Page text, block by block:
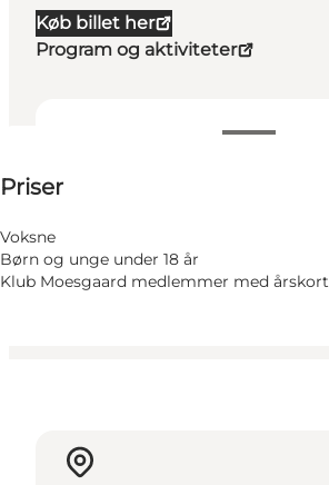
Køb billet her
Program og aktiviteter
Priser
Voksne
Børn og unge under 18 år
Klub Moesgaard medlemmer med årskort